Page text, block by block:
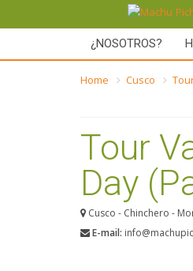
¿NOSOTROS?
Home Cusco
Tour
Day
Cusco - Chinchero -
E-mail: